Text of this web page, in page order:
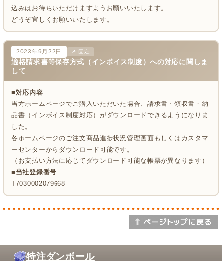
込みはお待ちいただけますようお願いいたします。
どうぞ宜しくお願いいたします。
2023年9月22日 📌 固定
適格請求書等保存方式（インボイス制度）への対応に関しま
して
■対応内容
当方ホームページでご購入いただいた場合、請求書・領収書・納
品書（インボイス制度対応）がダウンロードできるようになりま
した。
各ホームページのご注文商品進捗状況管理画面もしくはカスタマ
ーセンターからダウンロード可能です。
（お支払い方法に応じてダウンロード可能な帳票が異なります）
■当社登録番号
T7030002079668
特注ダンボール